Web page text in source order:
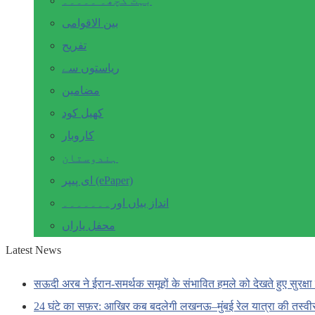
بین الاقوامی
تفریح
ریاستوں سے
مضامین
کھیل کود
کاروبار
ہندوستان
ای پیپر (ePaper)
انداز بیاں اور۔۔۔۔۔۔۔
محفل یاراں
Latest News
सऊदी अरब ने ईरान-समर्थक समूहों के संभावित हमले को देखते हुए सुरक्षा
24 घंटे का सफ़र: आखिर कब बदलेगी लखनऊ–मुंबई रेल यात्रा की